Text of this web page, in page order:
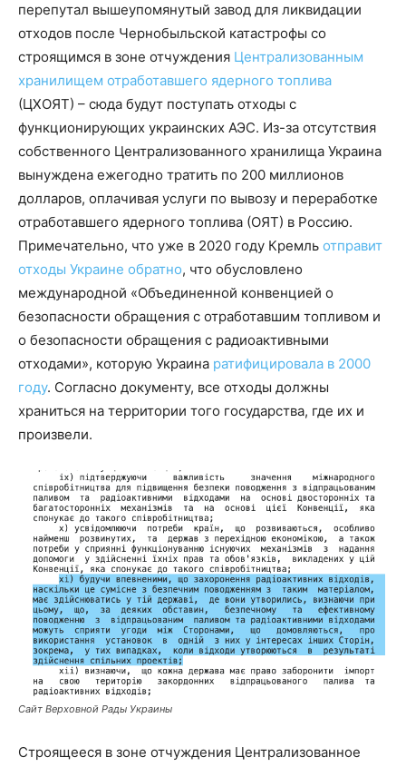
перепутал вышеупомянутый завод для ликвидации
отходов после Чернобыльской катастрофы со
строящимся в зоне отчуждения Централизованным
хранилищем отработавшего ядерного топлива
(ЦХОЯТ) – сюда будут поступать отходы с
функционирующих украинских АЭС. Из-за отсутствия
собственного Централизованного хранилища Украина
вынуждена ежегодно тратить по 200 миллионов
долларов, оплачивая услуги по вывозу и переработке
отработавшего ядерного топлива (ОЯТ) в Россию.
Примечательно, что уже в 2020 году Кремль отправит
отходы Украине обратно, что обусловлено
международной «Объединенной конвенцией о
безопасности обращения с отработавшим топливом и
о безопасности обращения с радиоактивными
отходами», которую Украина ратифицировала в 2000
году. Согласно документу, все отходы должны
храниться на территории того государства, где их и
произвели.
Сайт Верховной Рады Украины
Строящееся в зоне отчуждения Централизованное